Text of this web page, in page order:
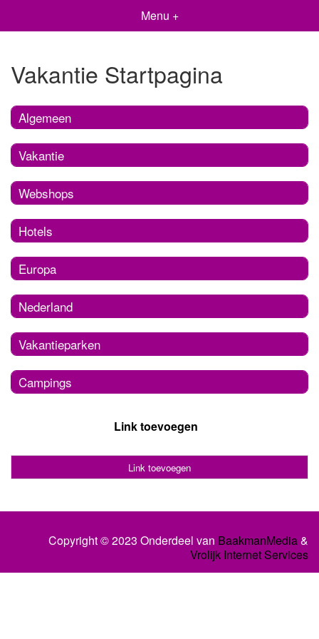
Menu +
Vakantie Startpagina
Algemeen
Vakantie
Webshops
Hotels
Europa
Nederland
Vakantieparken
Campings
Link toevoegen
Link toevoegen
Copyright © 2023 Onderdeel van BaakmanMedia&
Vrolijk Internet Services